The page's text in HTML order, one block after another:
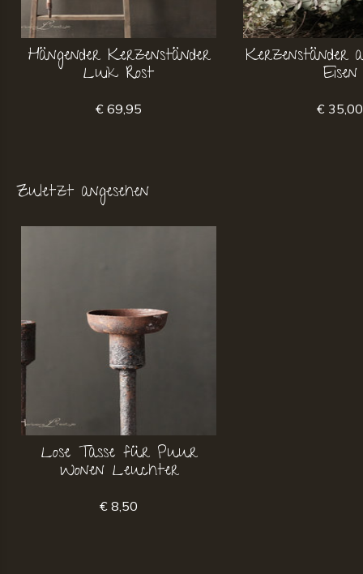
Hängender Kerzenständer
Luik Rost
€ 69,95
Kerzenständer
Eisen
€ 35,00
Zuletzt angesehen
Lose Tasse für Puur
Wonen Leuchter
€ 8,50